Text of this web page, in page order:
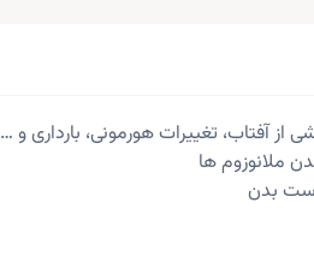
از آفتاب، تغییرات هورمونی، بارداری و …
ملانوزوم ها
بدن